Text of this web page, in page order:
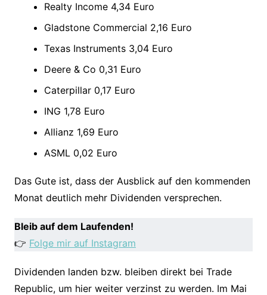
Realty Income 4,34 Euro
Gladstone Commercial 2,16 Euro
Texas Instruments 3,04 Euro
Deere & Co 0,31 Euro
Caterpillar 0,17 Euro
ING 1,78 Euro
Allianz 1,69 Euro
ASML 0,02 Euro
Das Gute ist, dass der Ausblick auf den kommenden
Monat deutlich mehr Dividenden versprechen.
Bleib auf dem Laufenden!
👉 Folge mir auf Instagram
Dividenden landen bzw. bleiben direkt bei Trade
Republic, um hier weiter verzinst zu werden. Im Mai